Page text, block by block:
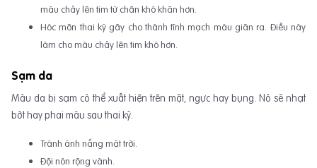
máu chảy lên tim từ chân khó khăn hơn.
Hóc môn thai kỳ gây cho thành tĩnh mạch máu giãn ra. Điều này
làm cho máu chảy lên tim khó hơn.
Sạm da
Màu da bị sạm có thể xuất hiện trên mặt, ngực hay bụng. Nó sẽ nhạt
bớt hay phai màu sau thai kỳ.
Tránh ánh nắng mặt trời.
Đội nón rộng vành.